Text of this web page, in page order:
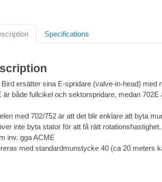
Specifications
Bird ersätter sina E-spridare (valve-in-head) med
är både fullcikel och sektorspridare, medan 702E
med 702/752 är att det blir enklare att byta
inte byta stator för att få rätt rotationshastighet.
inv. gga ACME
med standardmunstycke 40 (ca 20 meters